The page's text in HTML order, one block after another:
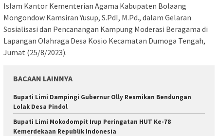
Islam Kantor Kementerian Agama Kabupaten Bolaang
Mongondow Kamsiran Yusup, S.PdI, M.Pd., dalam Gelaran
Sosialisasi dan Pencanangan Kampung Moderasi Beragama di
Lapangan Olahraga Desa Kosio Kecamatan Dumoga Tengah,
Jumat (25/8/2023).
BACAAN LAINNYA
Bupati Limi Dampingi Gubernur Olly Resmikan Bendungan
Lolak Desa Pindol
Bupati Limi Mokodompit Irup Peringatan HUT Ke-78
Kemerdekaan Republik Indonesia